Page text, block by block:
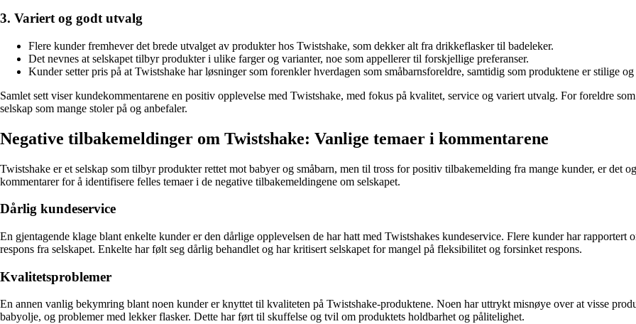
3. Variert og godt utvalg
Flere kunder fremhever det brede utvalget av produkter hos Twistshake, som dekker alt fra drikkeflasker til badeleker.
Det nevnes at selskapet tilbyr produkter i ulike farger og varianter, noe som appellerer til forskjellige preferanser.
Kunder setter pris på at Twistshake har løsninger som forenkler hverdagen som småbarnsforeldre, samtidig som produktene er stilige
Samlet sett viser kundekommentarene en positiv opplevelse med Twistshake, med fokus på kvalitet, service og variert utvalg. For foreldre
selskap som mange stoler på og anbefaler.
Negative tilbakemeldinger om Twistshake: Vanlige temaer i kommentarene
Twistshake er et selskap som tilbyr produkter rettet mot babyer og småbarn, men til tross for positiv tilbakemelding fra mange kunder, er det
kommentarer for å identifisere felles temaer i de negative tilbakemeldingene om selskapet.
Dårlig kundeservice
En gjentagende klage blant enkelte kunder er den dårlige opplevelsen de har hatt med Twistshakes kundeservice. Flere kunder har
respons fra selskapet. Enkelte har følt seg dårlig behandlet og har kritisert selskapet for mangel på fleksibilitet og forsinket respons.
Kvalitetsproblemer
En annen vanlig bekymring blant noen kunder er knyttet til kvaliteten på Twistshake-produktene. Noen har uttrykt misnøye over at visse
babyolje, og problemer med lekker flasker. Dette har ført til skuffelse og tvil om produktets holdbarhet og pålitelighet.